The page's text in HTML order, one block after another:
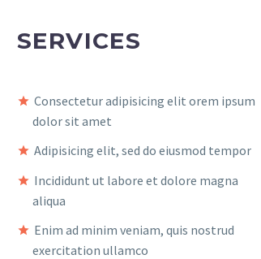
SERVICES
Consectetur adipisicing elit orem ipsum
dolor sit amet
Adipisicing elit, sed do eiusmod tempor
Incididunt ut labore et dolore magna
aliqua
Enim ad minim veniam, quis nostrud
exercitation ullamco